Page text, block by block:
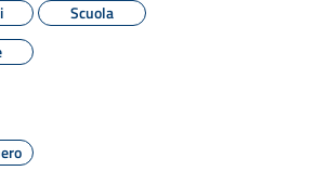
Scuola